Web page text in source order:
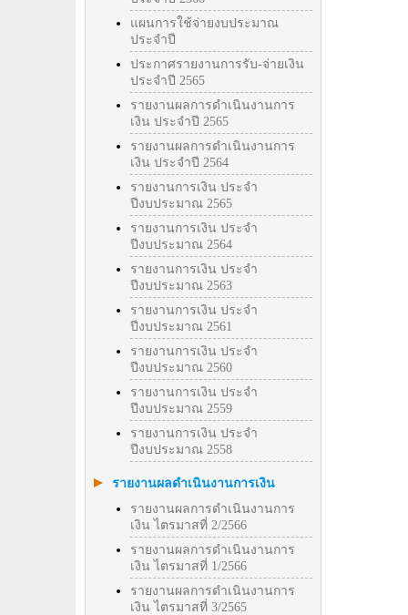
แผนการใช้จ่ายงบประมาณ
ประจำปี
ประกาศรายงานการรับ-จ่ายเงิน
ประจำปี 2565
รายงานผลการดำเนินงานการ
เงิน ประจำปี 2565
รายงานผลการดำเนินงานการ
เงิน ประจำปี 2564
รายงานการเงิน ประจำ
ปีงบประมาณ 2565
รายงานการเงิน ประจำ
ปีงบประมาณ 2564
รายงานการเงิน ประจำ
ปีงบประมาณ 2563
รายงานการเงิน ประจำ
ปีงบประมาณ 2561
รายงานการเงิน ประจำ
ปีงบประมาณ 2560
รายงานการเงิน ประจำ
ปีงบประมาณ 2559
รายงานการเงิน ประจำ
ปีงบประมาณ 2558
รายงานผลดำเนินงานการเงิน
รายงานผลการดำเนินงานการ
เงิน ไตรมาสที่ 2/2566
รายงานผลการดำเนินงานการ
เงิน ไตรมาสที่ 1/2566
รายงานผลการดำเนินงานการ
เงิน ไตรมาสที่ 3/2565